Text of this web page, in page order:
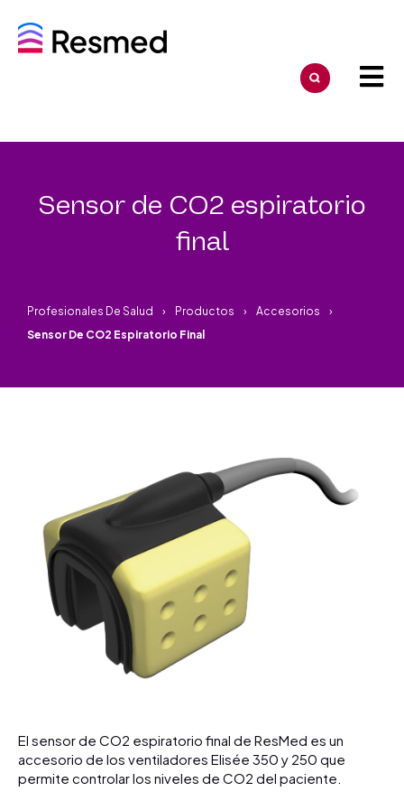
Sensor de CO2 espiratorio
final
Profesionales De Salud Productos
Accesorios
Sensor De CO2 Espiratorio Final
El sensor de CO2 espiratorio final de ResMed es un
accesorio de los ventiladores Elisée 350 y 250 que
permite controlar los niveles de CO2 del paciente.